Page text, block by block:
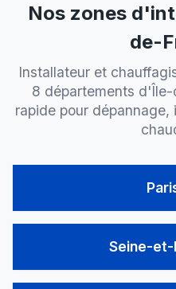
Nos zones
de-
Installateur et
8 départements
rapide pour
Seine-